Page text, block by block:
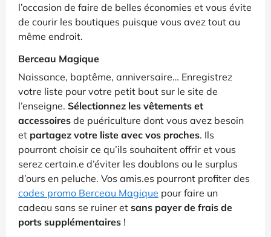
l’occasion de faire de belles économies et vous évite
de courir les boutiques puisque vous avez tout au
même endroit.
Berceau Magique
Naissance, baptême, anniversaire… Enregistrez
votre liste pour votre petit bout sur le site de
l’enseigne. Sélectionnez les vêtements et
accessoires de puériculture dont vous avez besoin
et partagez votre liste avec vos proches. Ils
pourront choisir ce qu’ils souhaitent offrir et vous
serez certain.e d’éviter les doublons ou le surplus
d’ours en peluche. Vos amis.es pourront profiter des
codes promo Berceau Magique pour faire un
cadeau sans se ruiner et sans payer de frais de
ports supplémentaires !